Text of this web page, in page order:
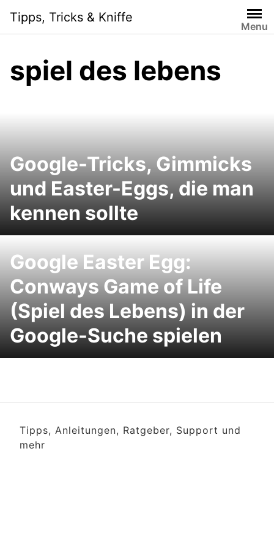
content
Tipps, Tricks & Kniffe
Menu
spiel des lebens
Google-Tricks, Gimmicks
und Easter-Eggs, die man
kennen sollte
Google Easter Egg:
Conways Game of Life
(Spiel des Lebens) in der
Google-Suche spielen
Tipps, Anleitungen, Ratgeber, Support und
mehr